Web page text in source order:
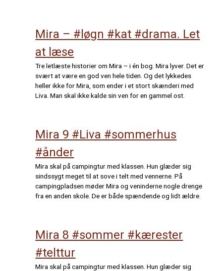
Mira – #løgn #kat #drama. Let
at læse
Tre letlæste historier om Mira – i én bog. Mira lyver. Det er
svært at være en god ven hele tiden. Og det lykkedes
heller ikke for Mira, som ender i et stort skænderi med
Liva. Man skal ikke kalde sin ven for en gammel ost.
Mira 9 #Liva #sommerhus
#ånder
Mira skal på campingtur med klassen. Hun glæder sig
sindssygt meget til at sove i telt med vennerne. På
campingpladsen møder Mira og veninderne nogle drenge
fra en anden skole. De er både spændende og lidt ældre.
Mira 8 #sommer #kærester
#telttur
Mira skal på campingtur med klassen. Hun glæder sig